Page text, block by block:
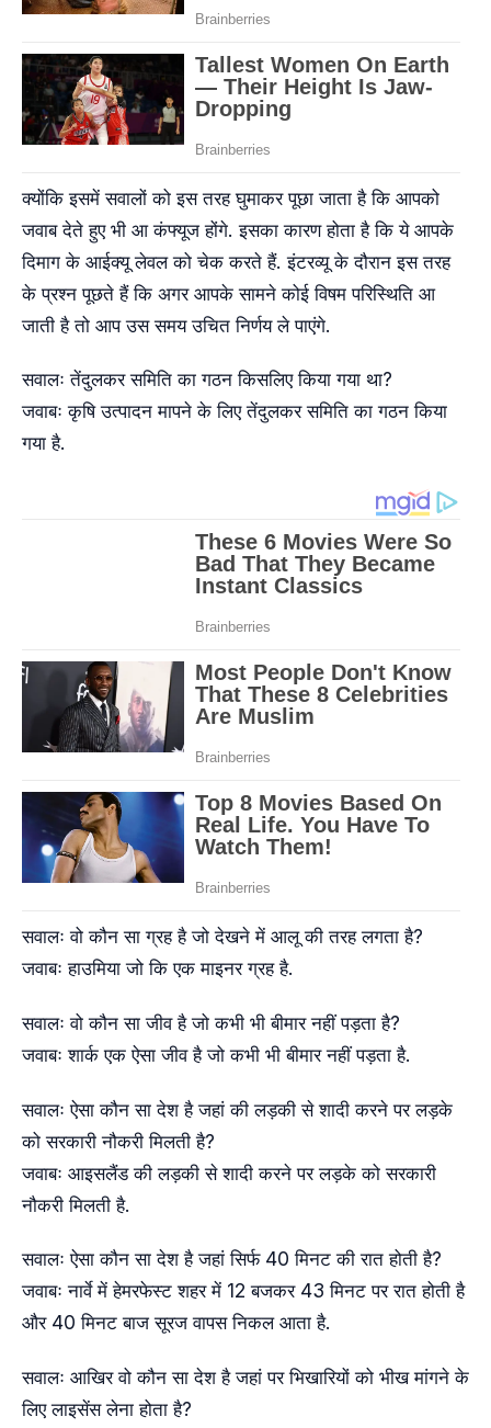
क्योंकि इसमें सवालों को इस तरह घुमाकर पूछा जाता है कि आपको
जवाब देते हुए भी आ कंफ्यूज होंगे. इसका कारण होता है कि ये आपके
दिमाग के आईक्यू लेवल को चेक करते हैं. इंटरव्यू के दौरान इस तरह
के प्रश्न पूछते हैं कि अगर आपके सामने कोई विषम परिस्थिति आ
जाती है तो आप उस समय उचित निर्णय ले पाएंगे.
सवालः तेंदुलकर समिति का गठन किसलिए किया गया था?
जवाबः कृषि उत्पादन मापने के लिए तेंदुलकर समिति का गठन किया
गया है.
सवालः वो कौन सा ग्रह है जो देखने में आलू की तरह लगता है?
जवाबः हाउमिया जो कि एक माइनर ग्रह है.
सवालः वो कौन सा जीव है जो कभी भी बीमार नहीं पड़ता है?
जवाबः शार्क एक ऐसा जीव है जो कभी भी बीमार नहीं पड़ता है.
सवालः ऐसा कौन सा देश है जहां की लड़की से शादी करने पर लड़के
को सरकारी नौकरी मिलती है?
जवाबः आइसलैंड की लड़की से शादी करने पर लड़के को सरकारी
नौकरी मिलती है.
सवालः ऐसा कौन सा देश है जहां सिर्फ 40 मिनट की रात होती है?
जवाबः नार्वे में हेमरफेस्ट शहर में 12 बजकर 43 मिनट पर रात होती है
और 40 मिनट बाज सूरज वापस निकल आता है.
सवालः आखिर वो कौन सा देश है जहां पर भिखारियों को भीख मांगने के
लिए लाइसेंस लेना होता है?